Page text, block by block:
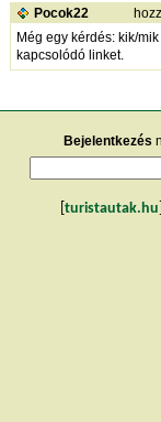
Pocok22
Még egy kérdés: kik/
kapcsolódó linket.
Bejelentkezés
turistautak.hu